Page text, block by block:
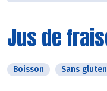
Jus de
Boisson Sans gluten